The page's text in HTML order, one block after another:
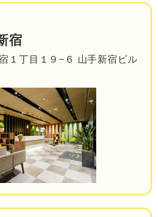
宿
１丁目１９−６ 山手新宿ビル